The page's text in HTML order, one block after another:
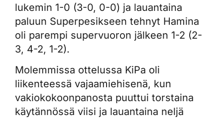
lukemin 1-0 (3-0, 0-0) ja lauantaina
paluun Superpesikseen tehnyt Hamina
oli parempi supervuoron jälkeen 1-2 (2-
3, 4-2, 1-2).
Molemmissa ottelussa KiPa oli
liikenteessä vajaamiehisenä, kun
vakiokokoonpanosta puuttui torstaina
käytännössä viisi ja lauantaina neljä